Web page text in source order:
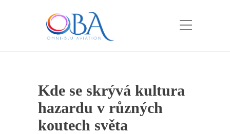
Kde se skrývá kultura
hazardu v různých
koutech světa